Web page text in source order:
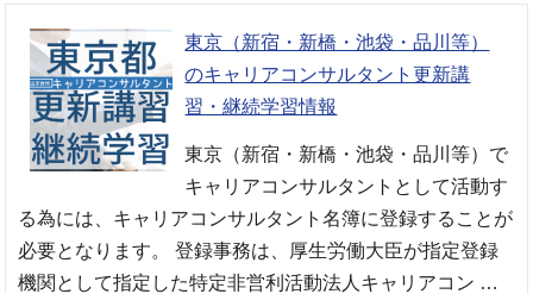
東京（新宿・新橋・池袋・品川等）
のキャリアコンサルタント更新講
習・継続学習情報
東京（新宿・新橋・池袋・品川等）で
キャリアコンサルタントとして活動す
る為には、キャリアコンサルタント名簿に登録することが
必要となります。 登録事務は、厚生労働大臣が指定登録
機関として指定した特定非営利活動法人キャリアコン …